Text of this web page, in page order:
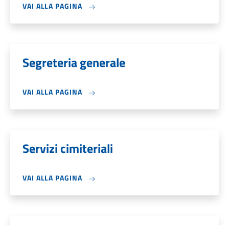
VAI ALLA PAGINA
Segreteria generale
VAI ALLA PAGINA
Servizi cimiteriali
VAI ALLA PAGINA